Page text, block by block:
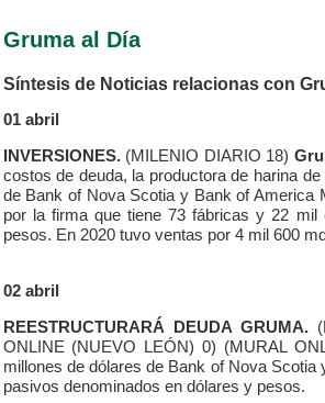
Gruma al Día
Síntesis de Noticias relacionas con
01 abril
INVERSIONES. (MILENIO DIARIO 18)
costos de deuda, la productora de harina
de Bank of Nova Scotia y Bank of
por la firma que tiene 73 fábricas y 22
pesos. En 2020 tuvo ventas por 4 mil 600
02 abril
REESTRUCTURARÁ DEUDA GRUMA.
ONLINE (NUEVO LEÓN) 0) (MURAL
millones de dólares de Bank of Nova
pasivos denominados en dólares y pesos.